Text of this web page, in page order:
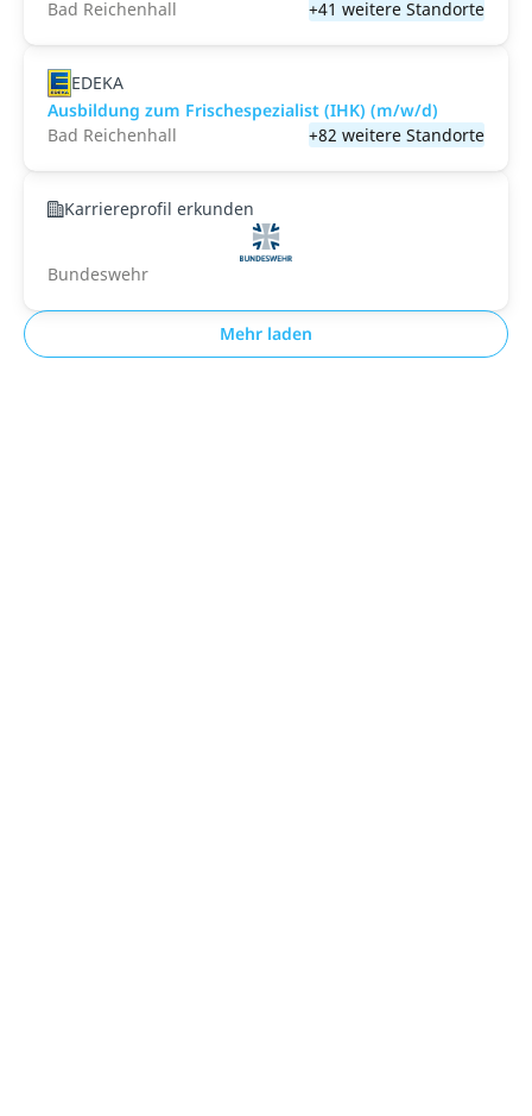
Bad Reichenhall
+41 weitere Standorte
EDEKA
Ausbildung zum Frischespezialist (IHK) (m/w/d)
Bad Reichenhall
+82 weitere Standorte
Karriereprofil erkunden
Bundeswehr
Mehr laden